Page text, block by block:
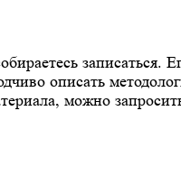
записаться.
описать
можно